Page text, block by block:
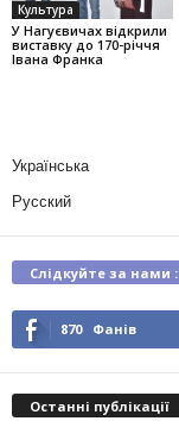
Культура
У Нагуєвичах відкрили
виставку до 170-річчя
Івана Франка
Українська
Русский
Слідкуйте за нами :
870 Фанів
Останні публікації